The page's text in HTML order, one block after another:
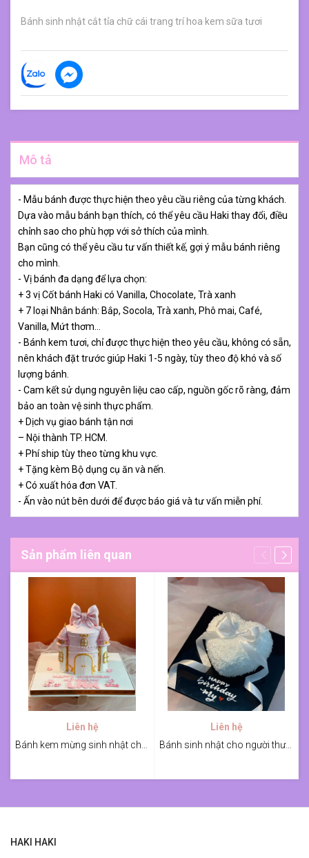
Bánh sinh nhật cắt tỉa chữ cái trang trí hoa kem sữa tươi
Mô tả
- Mẫu bánh được thực hiện theo yêu cầu riêng của từng khách.
Dựa vào mẫu bánh bạn thích, có thể yêu cầu Haki thay đổi, điều
chỉnh sao cho phù hợp với sở thích của mình.
Bạn cũng có thể yêu cầu tư vấn thiết kế, gợi ý mẫu bánh riêng
cho mình.
- Vị bánh đa dạng để lựa chọn:
+ 3 vị Cốt bánh Haki có Vanilla, Chocolate, Trà xanh
+ 7 loại Nhân bánh: Bắp, Socola, Trà xanh, Phô mai, Café,
Vanilla, Mứt thơm…
- Bánh kem tươi, chỉ được thực hiện theo yêu cầu, không có sẵn,
nên khách đặt trước giúp Haki 1-5 ngày, tùy theo độ khó và số
lượng bánh.
- Cam kết sử dụng nguyên liệu cao cấp, nguồn gốc rõ ràng, đảm
bảo an toàn vệ sinh thực phẩm.
+ Dịch vụ giao bánh tận nơi
– Nội thành TP. HCM.
+ Phí ship tùy theo từng khu vực.
+ Tặng kèm Bộ dụng cụ ăn và nến.
+ Có xuất hóa đơn VAT.
- Ấn vào nút bên dưới để được báo giá và tư vấn miễn phí.
Sản phẩm liên quan
Liên hệ
Liên hệ
Bánh sinh nhật cho người thương
HAKI HAKI